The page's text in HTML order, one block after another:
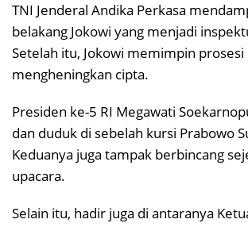
TNI Jenderal Andika Perkasa
belakang Jokowi yang menjadi
Setelah itu, Jokowi memimpin prosesi
mengheningkan cipta.
Presiden ke-5 RI Megawati
dan duduk di sebelah kursi Prabowo
Keduanya juga tampak berbincang
upacara.
Selain itu, hadir juga di antaranya